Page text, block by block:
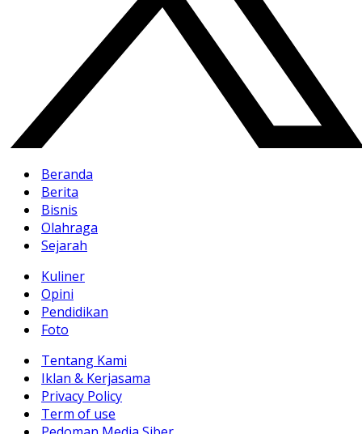
Beranda
Berita
Bisnis
Olahraga
Sejarah
Kuliner
Opini
Pendidikan
Foto
Tentang Kami
Iklan & Kerjasama
Privacy Policy
Term of use